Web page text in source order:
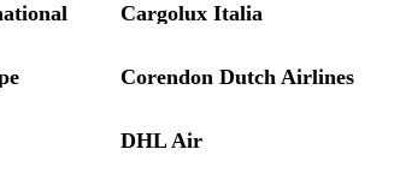
Cargolux Italia
Corendon Dutch Airlines
DHL Air